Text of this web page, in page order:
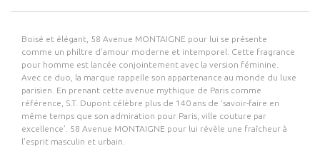
Boisé et élégant, 58 Avenue MONTAIGNE pour lui se présente
comme un philtre d’amour moderne et intemporel. Cette fragrance
pour homme est lancée conjointement avec la version féminine.
Avec ce duo, la marque rappelle son appartenance au monde du luxe
parisien. En prenant cette avenue mythique de Paris comme
référence, S.T. Dupont célèbre plus de 140 ans de ‘savoir-faire en
même temps que son admiration pour Paris, ville couture par
excellence’. 58 Avenue MONTAIGNE pour lui révèle une fraîcheur à
l’esprit masculin et urbain.